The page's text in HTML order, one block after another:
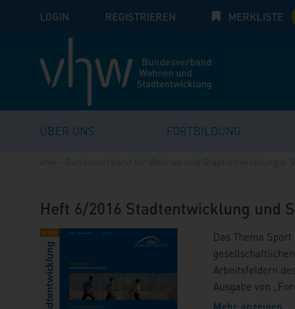
LOGIN E-MailREGISTRIEREN MERKLISTE
ÜBER UNS FORTBILDUNG
vhw – Bundesverband für Wohnen und Stadtentwicklung e. V.
Heft 6/2016 Stadtentwicklung und
Das Thema
Arbeitsfeldern
Ausgabe von
dem Deutschen
Mehr anzeigen